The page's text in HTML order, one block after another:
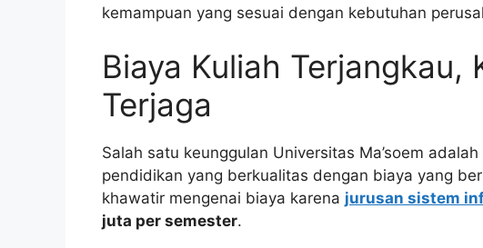
kemampuan yang sesuai dengan kebutuhan
Biaya Kuliah Terjangkau,
Terjaga
Salah satu keunggulan Universitas Ma’soem
pendidikan yang berkualitas dengan biaya yang
khawatir mengenai biaya karena jurusan sistem
juta per semester.